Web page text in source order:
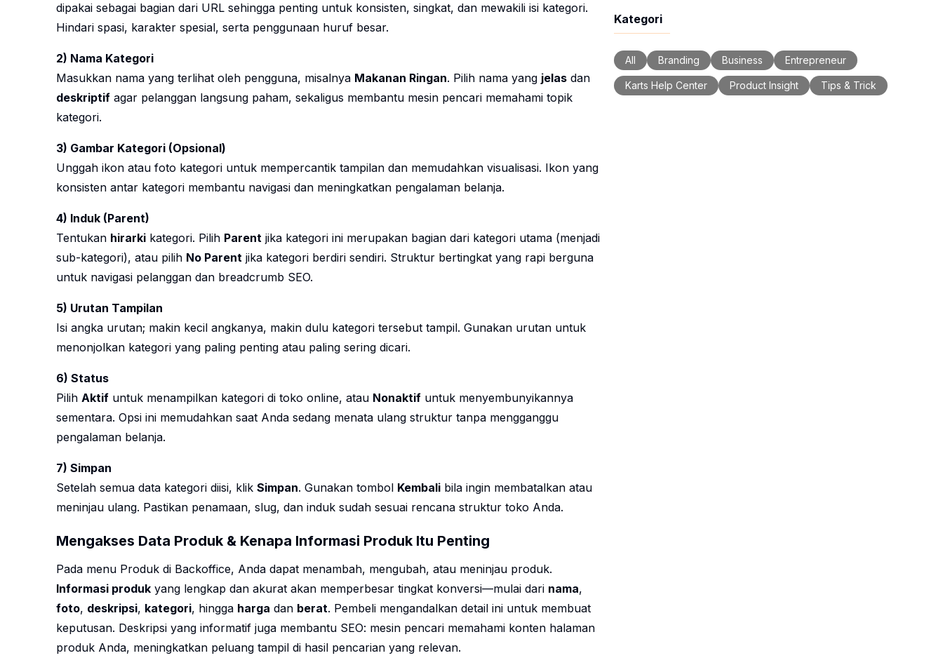
dipakai sebagai bagian dari URL sehingga penting untuk konsisten, singkat, dan mewakili isi kategori.
Hindari spasi, karakter spesial, serta penggunaan huruf besar.
2) Nama Kategori
Masukkan nama yang terlihat oleh pengguna, misalnya Makanan Ringan. Pilih nama yang jelas dan
deskriptif agar pelanggan langsung paham, sekaligus membantu mesin pencari memahami topik
kategori.
3) Gambar Kategori (Opsional)
Unggah ikon atau foto kategori untuk mempercantik tampilan dan memudahkan visualisasi. Ikon yang
konsisten antar kategori membantu navigasi dan meningkatkan pengalaman belanja.
4) Induk (Parent)
Tentukan hirarki kategori. Pilih Parent jika kategori ini merupakan bagian dari kategori utama (menjadi
sub-kategori), atau pilih No Parent jika kategori berdiri sendiri. Struktur bertingkat yang rapi berguna
untuk navigasi pelanggan dan breadcrumb SEO.
5) Urutan Tampilan
Isi angka urutan; makin kecil angkanya, makin dulu kategori tersebut tampil. Gunakan urutan untuk
menonjolkan kategori yang paling penting atau paling sering dicari.
6) Status
Pilih Aktif untuk menampilkan kategori di toko online, atau Nonaktif untuk menyembunyikannya
sementara. Opsi ini memudahkan saat Anda sedang menata ulang struktur tanpa mengganggu
pengalaman belanja.
7) Simpan
Setelah semua data kategori diisi, klik Simpan. Gunakan tombol Kembali bila ingin membatalkan atau
meninjau ulang. Pastikan penamaan, slug, dan induk sudah sesuai rencana struktur toko Anda.
Mengakses Data Produk & Kenapa Informasi Produk Itu Penting
Pada menu Produk di Backoffice, Anda dapat menambah, mengubah, atau meninjau produk.
Informasi produk yang lengkap dan akurat akan memperbesar tingkat konversi—mulai dari nama,
foto, deskripsi, kategori, hingga harga dan berat. Pembeli mengandalkan detail ini untuk membuat
keputusan. Deskripsi yang informatif juga membantu SEO: mesin pencari memahami konten halaman
produk Anda, meningkatkan peluang tampil di hasil pencarian yang relevan.
Kategori
All Branding Business Entrepreneur
Karts Help Center Product Insight Tips & Trick